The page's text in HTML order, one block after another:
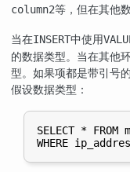
column2等，但在其他
当在INSERT中使用
的数据类型。当在其他
型。如果项都是带引号
假设数据类型：
SELECT * FROM